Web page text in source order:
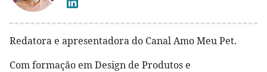
Redatora e apresentadora do Canal Amo Meu Pet.
Com formação em Design de Produtos e